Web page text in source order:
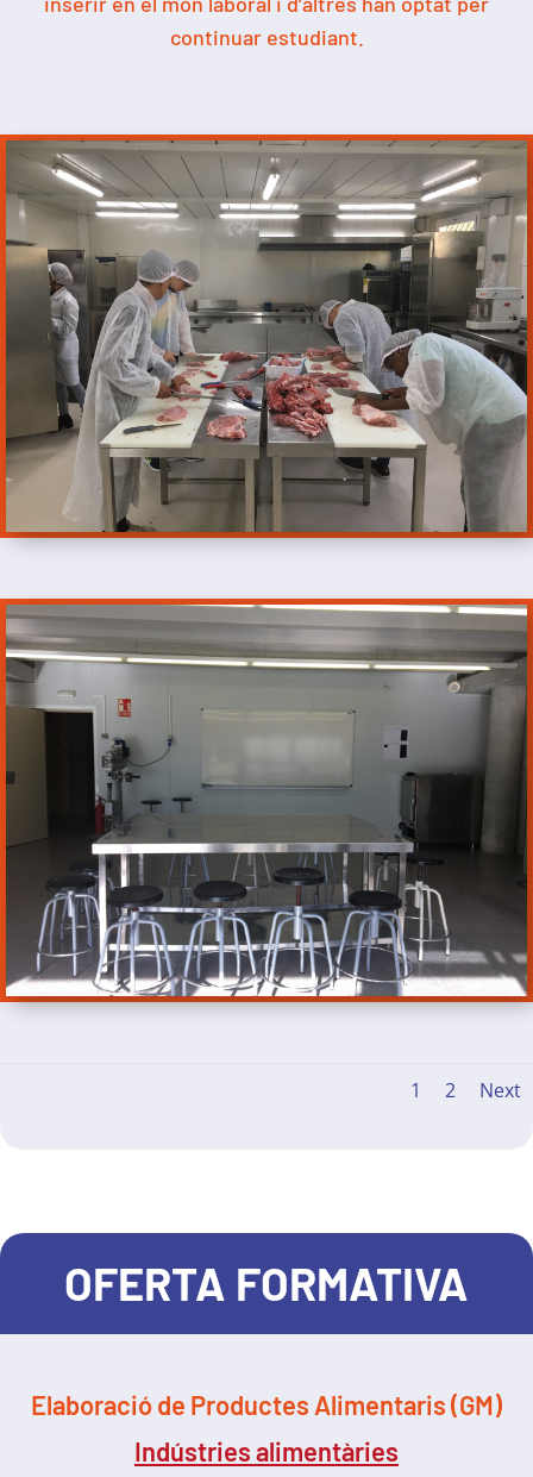
continuar estudiant.
1 2 Next
OFERTA FORMATIVA
Elaboració de Productes Alimentaris (GM)
Indústries alimentàries